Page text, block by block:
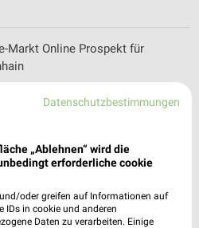
Markt Online Prospekt für
Prospekt und aktuelle
für Lauta b Hoyerswerda
Datenschutzbestimmungen
„Ablehnen“ wird die
erforderliche cookie
oder greifen auf Informationen auf
IDs in cookie und anderen
Daten zu verarbeiten. Einige